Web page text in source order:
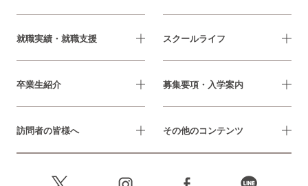
就職実績・就職支援 スクールライフ
卒業生紹介 募集要項・入学案内
訪問者の皆様へ その他のコンテンツ